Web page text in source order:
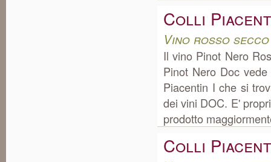
Colli
Vino rosso
Il vino Pinot Nero
Pinot Nero Doc
Piacentin I che si
dei vini DOC. E'
prodotto
Colli